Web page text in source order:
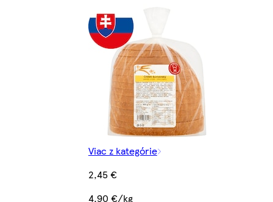
Viac z kategórie
2,45 €
4,90 €/kg